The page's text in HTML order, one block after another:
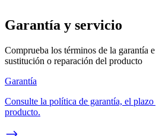
Garantía y servicio
Comprueba los términos de la garantía
sustitución o reparación del producto
Garantía
Consulte la política de garantía, el
producto.